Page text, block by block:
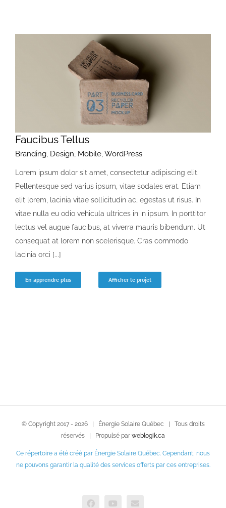
Faucibus Tellus
Branding, Design, Mobile,WordPress
Lorem ipsum dolor sit amet, consectetur adipiscing elit.
Pellentesque sed varius ipsum, vitae sodales erat. Etiam
elit lorem, lacinia vitae sollicitudin ac, egestas ut risus. In
vitae nulla eu odio vehicula ultrices in in ipsum. In porttitor
lectus vel augue faucibus, at viverra mauris bibendum. Ut
consequat at lorem non scelerisque. Cras commodo
lacinia orci [...]
En apprendre plus Afficher le projet
© Copyright 2017 - 2026 | Énergie Solaire Québec | Tous droits
réservés | Propulsé par weblogik.ca
Ce répertoire a été créé par Énergie Solaire Québec. Cependant, nous
ne pouvons garantir la qualité des services offerts par ces entreprises.